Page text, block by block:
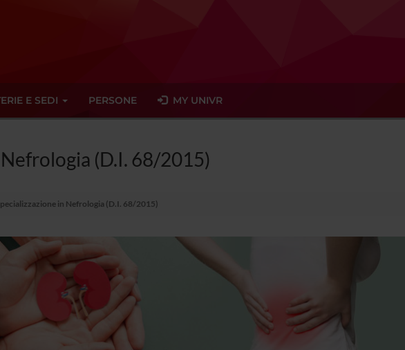
E SEDI PERSONE MY UNIVR
(D.I. 68/2015)
in Nefrologia (D.I. 68/2015)